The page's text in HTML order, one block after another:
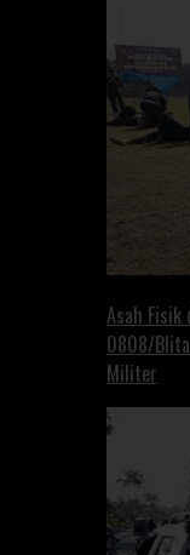
Asah Fisik
0808/
Militer